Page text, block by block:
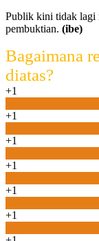
Publik kini tidak lagi
pembuktian. (ibe)
Bagaimana
diatas?
+1
+1
+1
+1
+1
+1